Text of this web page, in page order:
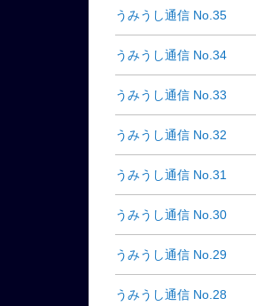
うみうし通信 No.35
うみうし通信 No.34
うみうし通信 No.33
うみうし通信 No.32
うみうし通信 No.31
うみうし通信 No.30
うみうし通信 No.29
うみうし通信 No.28